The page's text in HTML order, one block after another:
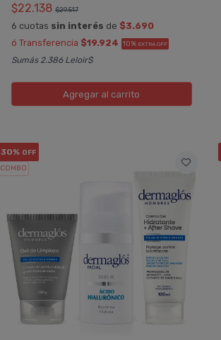
$22.138 $29.517
6 cuotas sin interés de $3.690
ó Transferencia $19.924 10% EXTRA OFF
Sumás 2.386 Leloir$
Agregar al carrito
30% OFF
COMBO